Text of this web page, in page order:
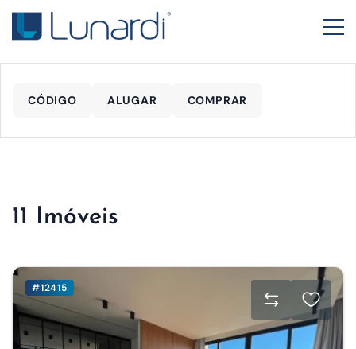
CÓDIGO ALUGAR COMPRAR
11 Imóveis
#12415